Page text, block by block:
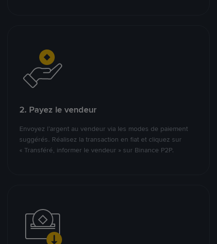
2. Payez le vendeur
Envoyez l’argent au vendeur via les modes de paiement
suggérés. Réalisez la transaction en fiat et cliquez sur
« Transféré, informer le vendeur » sur Binance P2P.